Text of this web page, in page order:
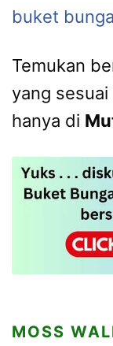
buket bunga
Temukan
yang
hanya di
MOSS